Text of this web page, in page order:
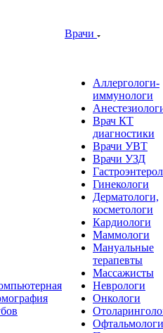
Врачи
Аллергологи-
иммунологи
Врач КТ
диагностики
Врачи УВТ
Врачи УЗД
Гинекологи
Дерматологи,
косметологи
Кардиологи
Маммологи
Мануальные
терапевты
Массажисты
Неврологи
Онкологи
Офтальмологи